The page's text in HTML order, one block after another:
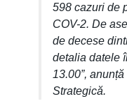
598 cazuri de
COV-2. De
de decese
detalia datele
13.00”,
Strategică.